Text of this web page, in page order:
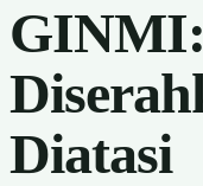
Diatasi